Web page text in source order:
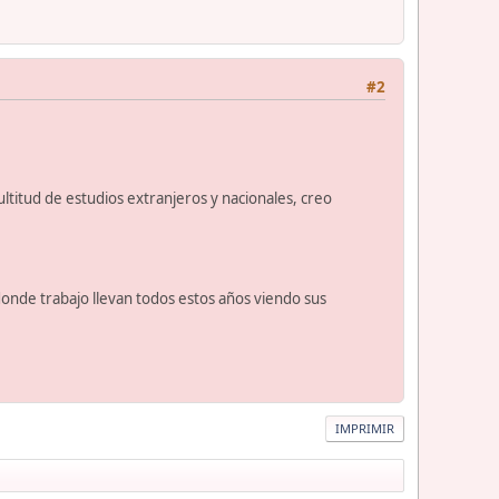
#2
de estudios extranjeros y nacionales, creo
trabajo llevan todos estos años viendo sus
IMPRIMIR